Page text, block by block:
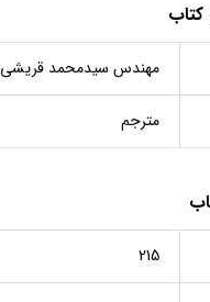
کتاب
مهندس سیدمحمد قریشی
مترجم
215